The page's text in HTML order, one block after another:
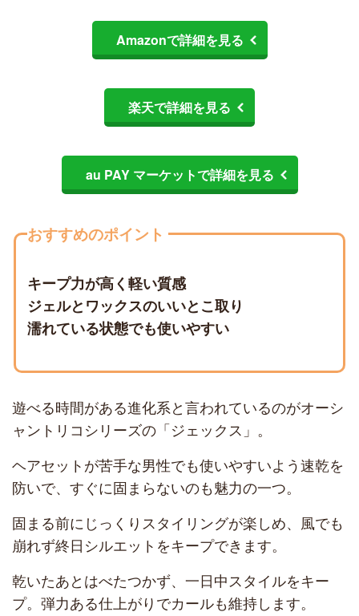
Amazonで詳細を見る
楽天で詳細を見る
au PAY マーケットで詳細を見る
おすすめのポイント
キープ力が高く軽い質感
ジェルとワックスのいいとこ取り
濡れている状態でも使いやすい
遊べる時間がある進化系と言われているのがオーシ
ャントリコシリーズの「ジェックス」。
ヘアセットが苦手な男性でも使いやすいよう速乾を
防いで、すぐに固まらないのも魅力の一つ。
固まる前にじっくりスタイリングが楽しめ、風でも
崩れず終日シルエットをキープできます。
乾いたあとはべたつかず、一日中スタイルをキー
プ。弾力ある仕上がりでカールも維持します。